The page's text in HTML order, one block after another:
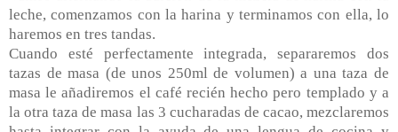
leche, comenzamos con la harina y terminamos con ella, lo
haremos en tres tandas.
Cuando esté perfectamente integrada, separaremos dos
tazas de masa (de unos 250ml de volumen) a una taza de
masa le añadiremos el café recién hecho pero templado y a
la otra taza de masa las 3 cucharadas de cacao, mezclaremos